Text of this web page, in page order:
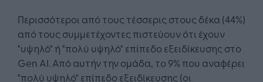
Περισσότεροι από τους τέσσερις στους δέκα (44%)
από τους συμμετέχοντες πιστεύουν ότι έχουν
"υψηλό" ή "πολύ υψηλό" επίπεδο εξειδίκευσης στο
Gen AI. Από αυτήν την ομάδα, το 9% που αναφέρει
"πολύ υψηλό" επίπεδο εξειδίκευσης (οι